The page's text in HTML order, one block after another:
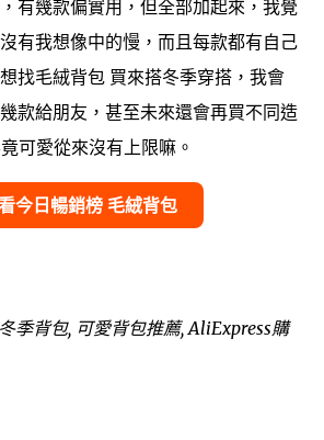
有幾款偏實用，但全部加起來，我覺
有我想像中的慢，而且每款都有自己
找毛絨背包 買來搭冬季穿搭，我會
款給朋友，甚至未來還會再買不同造
可愛從來沒有上限嘛。
今日暢銷榜 毛絨背包
季背包, 可愛背包推薦, AliExpress購